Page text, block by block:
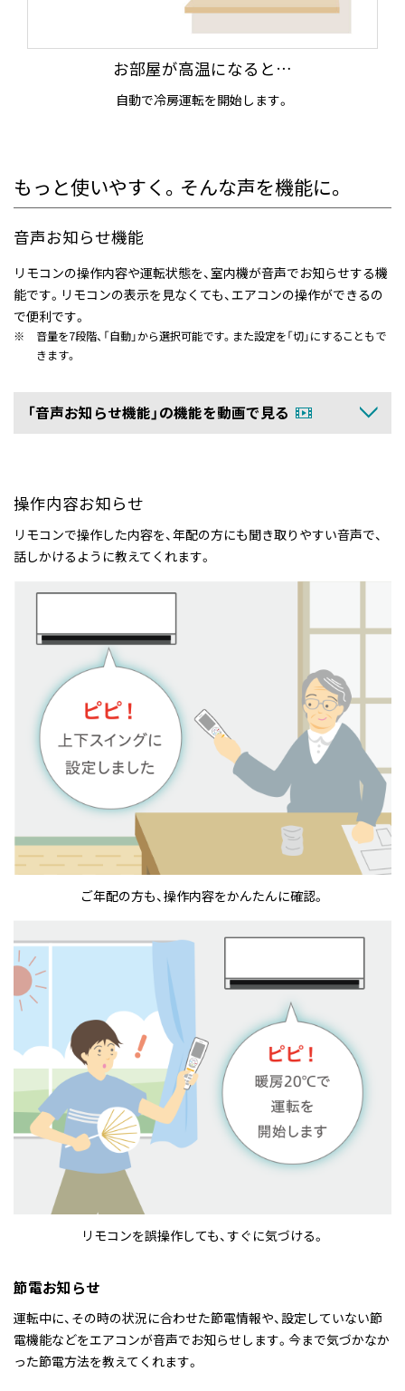
お部屋が高温になると…
自動で冷房運転を開始します。
もっと使いやすく。そんな声を機能に。
音声お知らせ機能
リモコンの操作内容や運転状態を、室内機が音声でお知らせする機
能です。 リモコンの表示を見なくても、エアコンの操作ができるの
で便利です。
※
音量を7段階、「自動」から選択可能です。また設定を「切」にすることもで
きます。
「音声お知らせ機能」の機能を動画で見る
操作内容お知らせ
リモコンで操作した内容を、年配の方にも聞き取りやすい音声で、
話しかけるように教えてくれます。
ご年配の方も、操作内容をかんたんに確認。
リモコンを誤操作しても、すぐに気づける。
節電お知らせ
運転中に、その時の状況に合わせた節電情報や、設定していない節
電機能などをエアコンが音声でお知らせします。今まで気づかなか
った節電方法を教えてくれます。